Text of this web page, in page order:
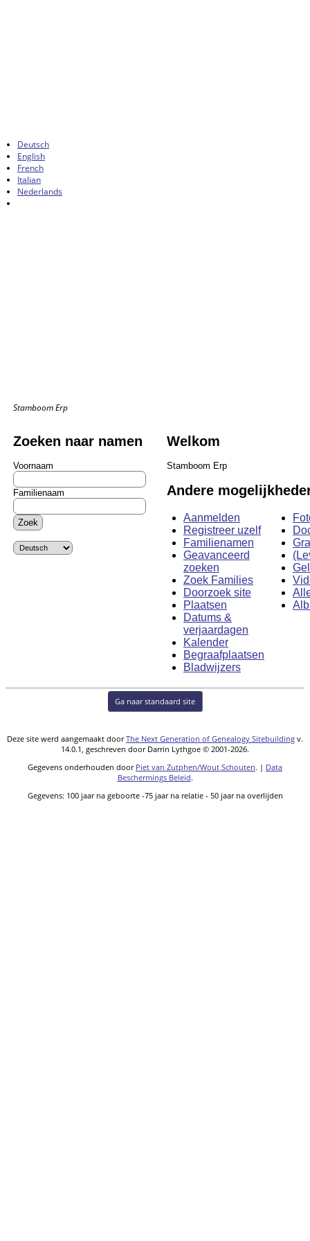
Deutsch
English
French
Italian
Nederlands
Stamboom Erp
Zoeken naar namen
Voornaam
Familienaam
Welkom
Stamboom Erp
Andere
Aanmelden
Registreer uzelf
Familienamen
Geavanceerd
zoeken
Zoek Families
Doorzoek site
Plaatsen
Datums &
verjaardagen
Kalender
Begraafplaatsen
Bladwijzers
Ga naar standaard site
Deze site werd aangemaakt doorThe Next Generation of Genealogy Sitebuilding v.
14.0.1, geschreven door Darrin Lythgoe © 2001-2026.
Gegevens onderhouden door Piet van Zutphen/Wout Schouten. | Data
Beschermings Beleid.
Gegevens: 100 jaar na geboorte -75 jaar na relatie - 50 jaar na overlijden